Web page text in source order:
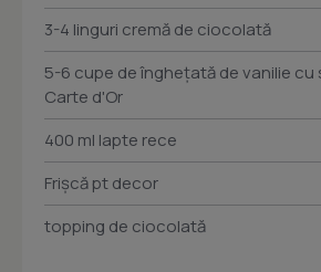
3-4 linguri cremă de ciocolată
5-6 cupe de înghețată de vanilie
Carte d'Or
400 ml lapte rece
Frișcă pt decor
topping de ciocolată